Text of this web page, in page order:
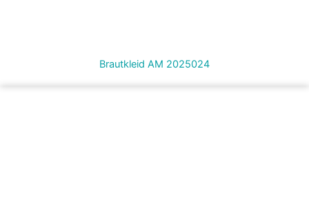
Brautkleid AM 2025024